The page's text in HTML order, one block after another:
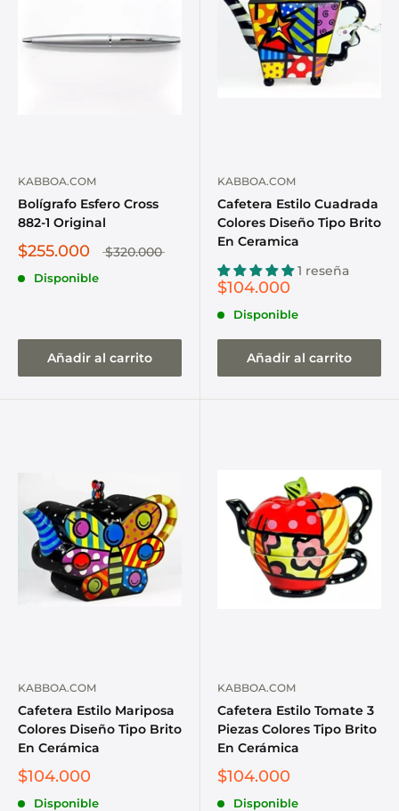
KABBOA.COM
Bolígrafo Esfero Cross
882-1 Original
$255.000 $320.000
Disponible
Añadir al carrito
KABBOA.COM
Cafetera Estilo Cuadrada
Colores Diseño Tipo Brito
En Ceramica
1 reseña
$104.000
Disponible
Añadir al carrito
KABBOA.COM
Cafetera Estilo Mariposa
Colores Diseño Tipo Brito
En Cerámica
$104.000
Disponible
KABBOA.COM
Cafetera Estilo Tomate 3
Piezas Colores Tipo Brito
En Cerámica
$104.000
Disponible